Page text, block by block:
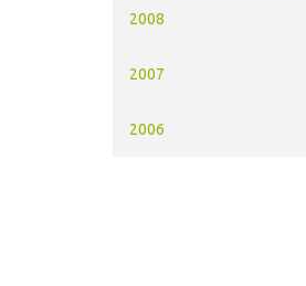
2008
2007
2006